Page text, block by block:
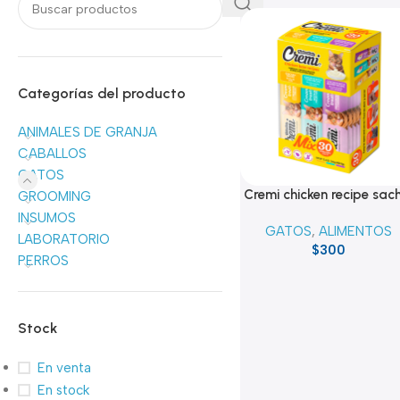
Categorías del producto
ANIMALES DE GRANJA
CABALLOS
GATOS
GROOMING
INSUMOS
LABORATORIO
PERROS
Stock
En venta
En stock
Añadir Al Carrito
Cremi chicken recipe
GATOS,ALIMENTOS
$300